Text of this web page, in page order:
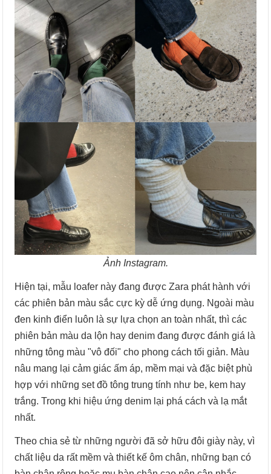
Ảnh Instagram.
Hiện tại, mẫu loafer này đang được Zara phát hành với
các phiên bản màu sắc cực kỳ dễ ứng dụng. Ngoài màu
đen kinh điển luôn là sự lựa chọn an toàn nhất, thì các
phiên bản màu da lộn hay denim đang được đánh giá là
những tông màu "vô đối" cho phong cách tối giản. Màu
nâu mang lại cảm giác ấm áp, mềm mại và đặc biệt phù
hợp với những set đồ tông trung tính như be, kem hay
trắng. Trong khi hiệu ứng denim lại phá cách và lạ mắt
nhất.
Theo chia sẻ từ những người đã sở hữu đôi giày này, vì
chất liệu da rất mềm và thiết kế ôm chân, những bạn có